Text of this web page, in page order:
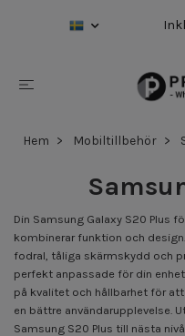
Hem Mobiltillbehör
Din Samsung Galaxy S20 Plus
kombinerar funktion och
fodral, tåliga skärmskydd och
perfekt anpassade för din
på kvalitet och hållbarhet för
en bättre användarupplevelse.
Samsung S20 Plus till nästa nivå